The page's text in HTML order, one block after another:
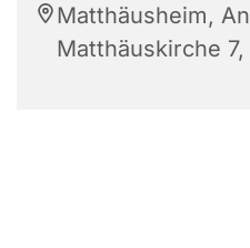
Matthäusheim,
Matthäuskirche